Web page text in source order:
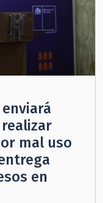
mal uso
en